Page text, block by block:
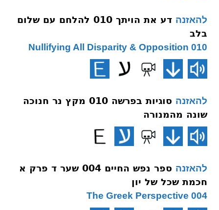
להאזנה
דע את הויתך 010 להלחם עם שלום
בלב
010 Nullifying All Disparity & Opposition
להאזנה
סוגיות בפרשה 010 מקץ נר חנוכה
שונה מהמנורה
להאזנה
ספר נפש החיים 004 שער ד פרק א
חכמת שכל של יון
004 The Greek Perspective